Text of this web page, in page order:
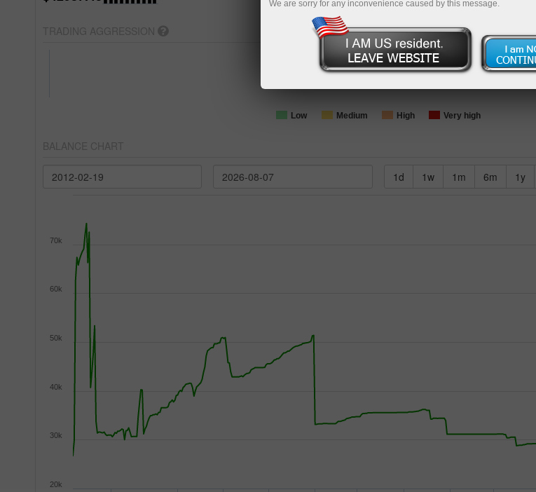
Low Medium High Very high
Loading...
1d 1w 1m 6m 1y
20k
30k
40k
50k
60k
70k
We are sorry for any inconvenience caused by this message.